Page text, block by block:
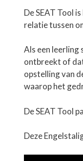
De SEAT Tool
relatie tussen
Als een leerling
ontbreekt of
opstelling van
waarop het
De SEAT Tool
Deze